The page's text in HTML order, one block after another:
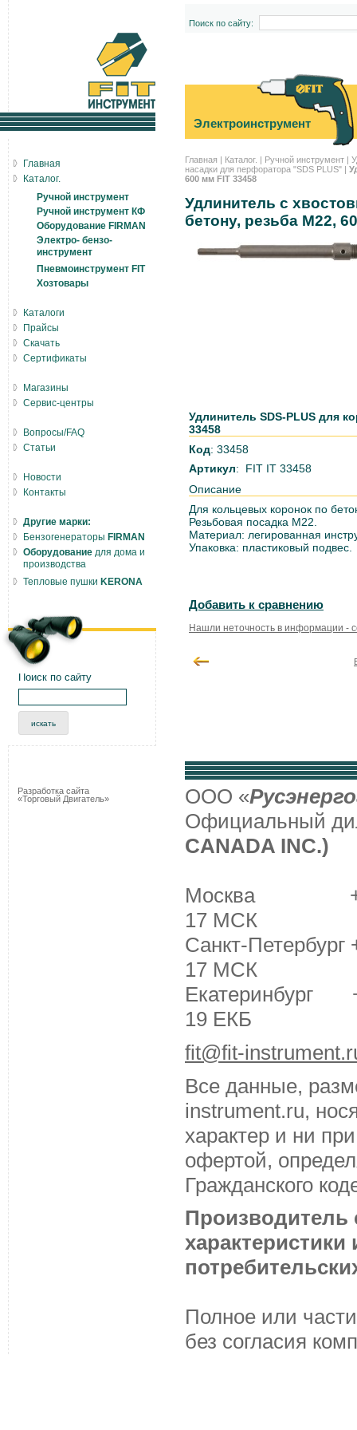
Поиск по сайту:
Электроинструмент
Главная | Каталог. | Ручной инструмент |
насадки для перфоратора "SDS PLUS" |
600 мм FIT 33458
Удлинитель с
бетону, резьба М22,
Удлинитель SDS-PLUS для
33458
Код: 33458
Артикул: FIT IT 33458
Описание
Для кольцевых коронок по
Резьбовая посадка М22.
Материал: легированная
Упаковка: пластиковый подвес.
Добавить к сравнению
Нашли неточность в информации -
Главная
Каталог.
Ручной инструмент
Ручной инструмент КФ
Оборудование FIRMAN
Электро- бензо-
инструмент
Пневмоинструмент FIT
Хозтовары
Каталоги
Прайсы
Скачать
Сертификаты
Магазины
Сервис-центры
Вопросы/FAQ
Статьи
Новости
Контакты
Другие марки:
Бензогенераторы FIRMAN
Оборудование для дома и
производства
Тепловые пушки KERONA
Поиск по сайту
Разработка сайта
«Торговый Двигатель»
ООО «
Официальный
CANADA INC.)
Москва +7
17 МСК
Санкт-
17 МСК
Екатеринбург
19 ЕКБ
fit@fit-
Все данные,
instrument.ru,
характер и ни
офертой,
Гражданского
Производитель
Полное или
без согласия